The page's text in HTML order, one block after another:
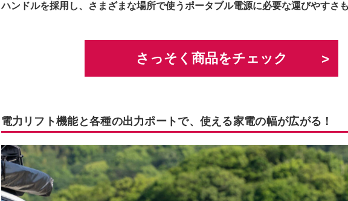
ハンドルを採用し、さまざまな場所で使うポータブル電源に必要な運びやすさも
さっそく商品をチェック
電力リフト機能と各種の出力ポートで、使える家電の幅が広がる！